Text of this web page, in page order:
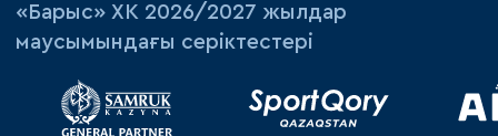
«‎Барыс»‎ ХК 2026/2027 жылдар
маусымындағы серіктестері